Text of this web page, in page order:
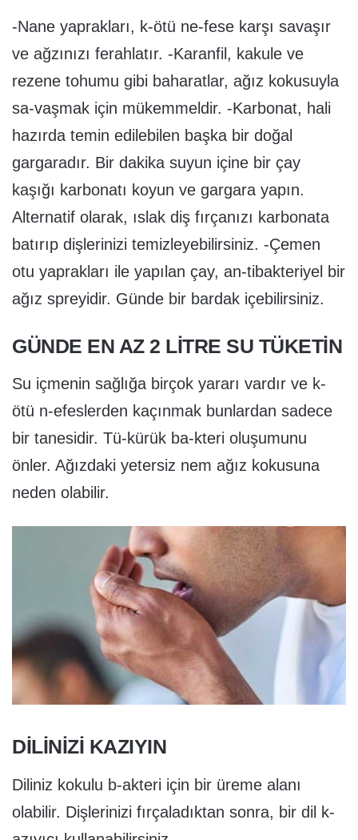
-Nane yaprakları, k-ötü ne-fese karşı savaşır
ve ağzınızı ferahlatır. -Karanfil, kakule ve
rezene tohumu gibi baharatlar, ağız kokusuyla
sa-vaşmak için mükemmeldir. -Karbonat, hali
hazırda temin edilebilen başka bir doğal
gargaradır. Bir dakika suyun içine bir çay
kaşığı karbonatı koyun ve gargara yapın.
Alternatif olarak, ıslak diş fırçanızı karbonata
batırıp dişlerinizi temizleyebilirsiniz. -Çemen
otu yaprakları ile yapılan çay, an-tibakteriyel bir
ağız spreyidir. Günde bir bardak içebilirsiniz.
GÜNDE EN AZ 2 LİTRE SU TÜKETİN
Su içmenin sağlığa birçok yararı vardır ve k-
ötü n-efeslerden kaçınmak bunlardan sadece
bir tanesidir. Tü-kürük ba-kteri oluşumunu
önler. Ağızdaki yetersiz nem ağız kokusuna
neden olabilir.
DİLİNİZİ KAZIYIN
Diliniz kokulu b-akteri için bir üreme alanı
olabilir. Dişlerinizi fırçaladıktan sonra, bir dil k-